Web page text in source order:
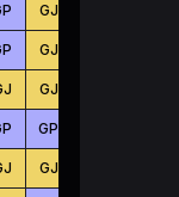
GJ
GJ
GJ
GP
GJ